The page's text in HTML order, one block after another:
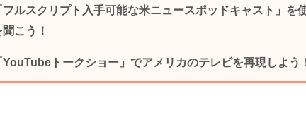
フルスクリプト入手可能な米ニュースポッドキャスト」を
聞こう！
YouTubeトークショー」でアメリカのテレビを再現しよう